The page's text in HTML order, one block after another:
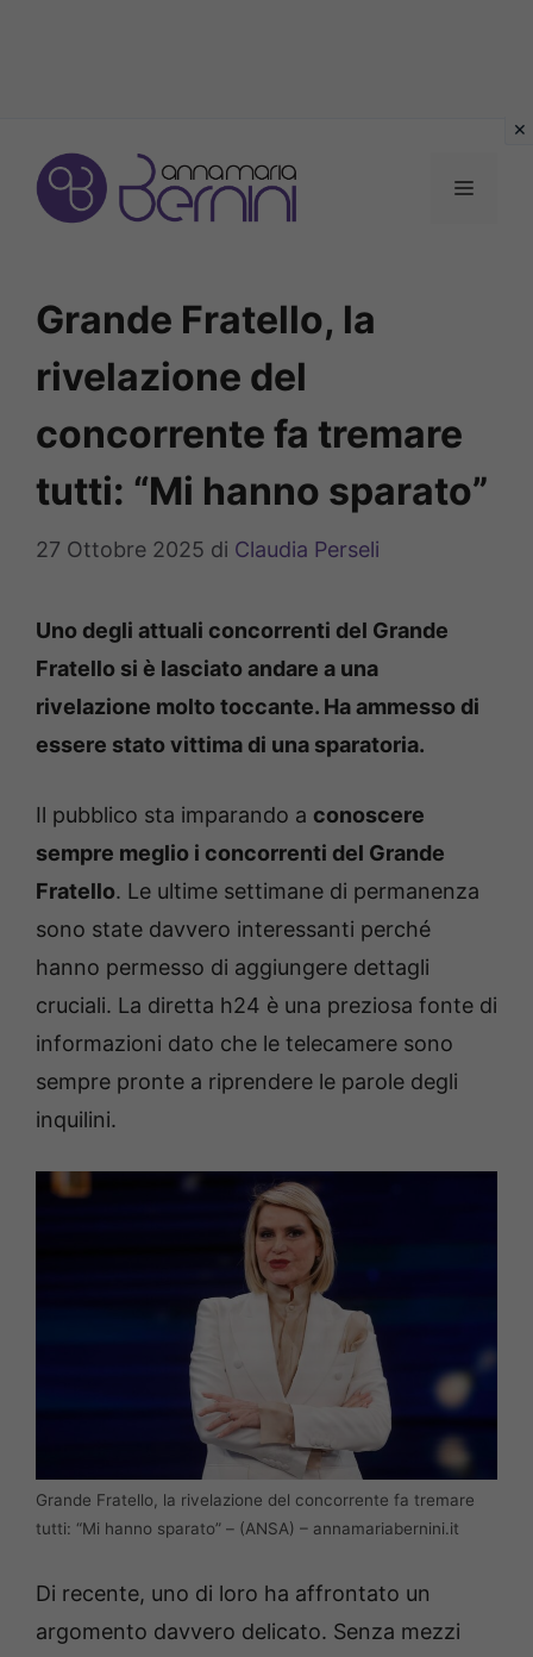
contenuto
MENU
Grande Fratello, la
rivelazione del
concorrente fa tremare
tutti: “Mi hanno sparato”
27 Ottobre 2025 di Claudia Perseli
Uno degli attuali concorrenti del Grande
Fratello si è lasciato andare a una
rivelazione molto toccante. Ha ammesso di
essere stato vittima di una sparatoria.
Il pubblico sta imparando a conoscere
sempre meglio i concorrenti del Grande
Fratello. Le ultime settimane di permanenza
sono state davvero interessanti perché
hanno permesso di aggiungere dettagli
cruciali. La diretta h24 è una preziosa fonte di
informazioni dato che le telecamere sono
sempre pronte a riprendere le parole degli
inquilini.
Grande Fratello, la rivelazione del concorrente fa tremare
tutti: “Mi hanno sparato” – (ANSA) – annamariabernini.it
Di recente, uno di loro ha affrontato un
argomento davvero delicato. Senza mezzi